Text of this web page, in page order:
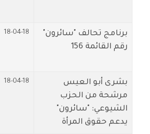
برنامج تحالف "سائرون"
رقم القائمة 156
18-04-18
بشرى أبو العيس
مرشحة من الحزب
الشيوعي: "سائرون"
يدعم حقوق المرأة
18-04-18